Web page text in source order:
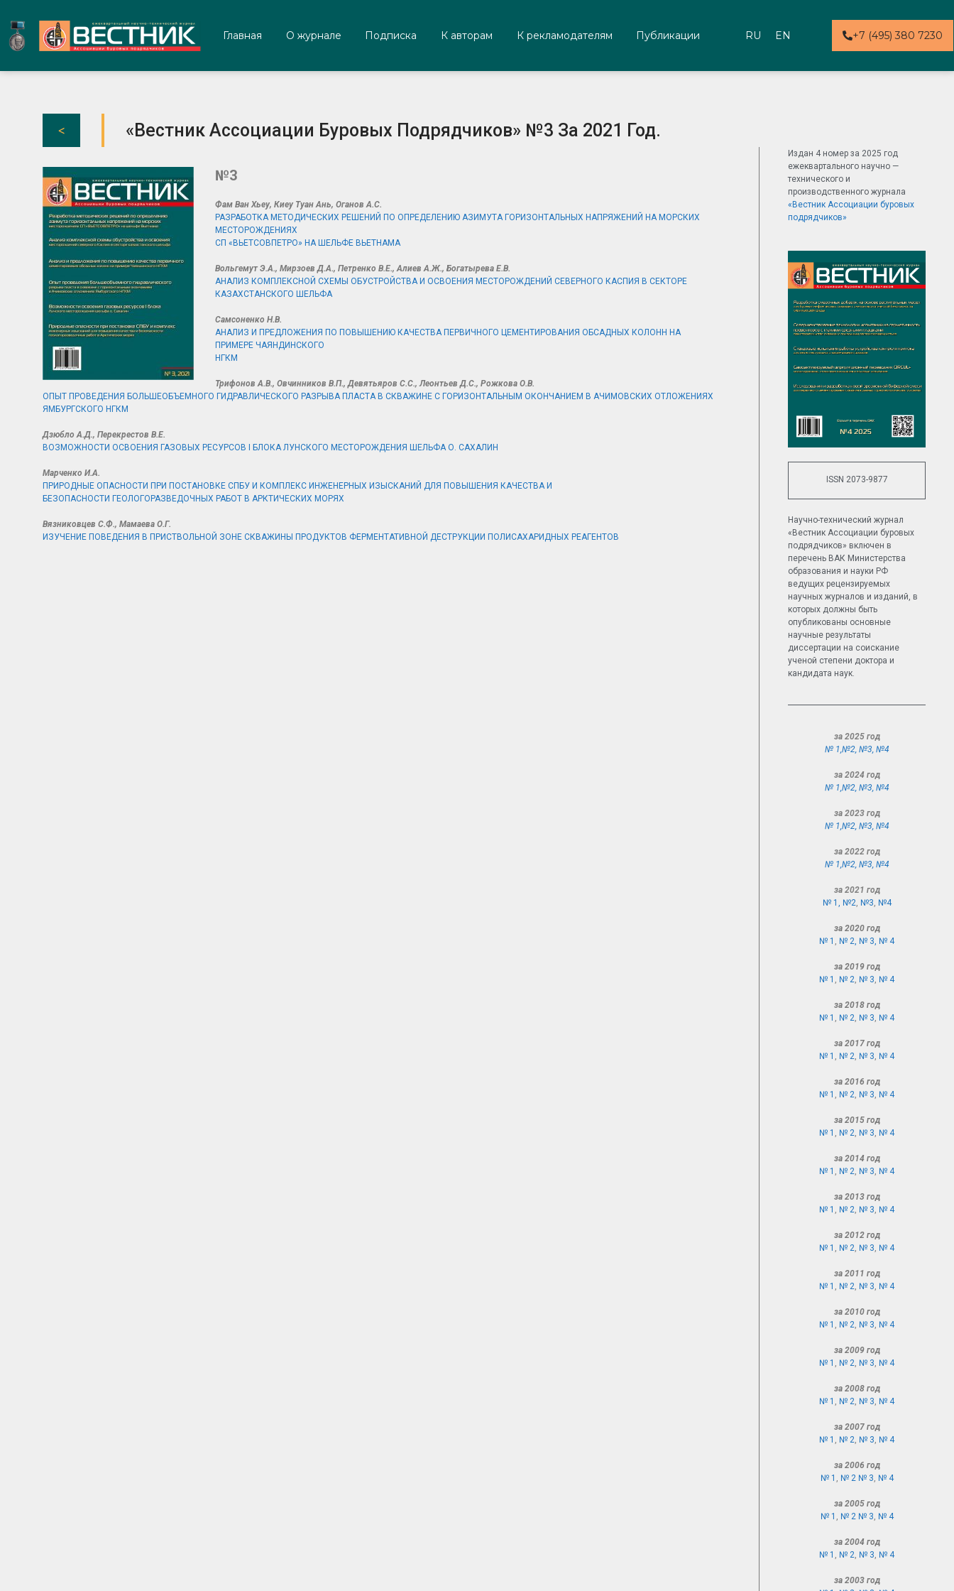
Главная О журнале Подписка К авторам К рекламодателям Публикации RU EN +7 (495) 380 7230
«Вестник Ассоциации Буровых Подрядчиков» №3 За 2021 Год.
№3
Фам Ван Хьеу, Киеу Туан Ань, Оганов А.С.
РАЗРАБОТКА МЕТОДИЧЕСКИХ РЕШЕНИЙ ПО ОПРЕДЕЛЕНИЮ АЗИМУТА ГОРИЗОНТАЛЬНЫХ НАПРЯЖЕНИЙ НА МОРСКИХ
МЕСТОРОЖДЕНИЯХ
СП «ВЬЕТСОВПЕТРО» НА ШЕЛЬФЕ ВЬЕТНАМА
Вольгемут Э.А., Мирзоев Д.А., Петренко В.Е., Алиев А.Ж., Богатырева Е.В.
АНАЛИЗ КОМПЛЕКСНОЙ СХЕМЫ ОБУСТРОЙСТВА И ОСВОЕНИЯ МЕСТОРОЖДЕНИЙ СЕВЕРНОГО КАСПИЯ В СЕКТОРЕ
КАЗАХСТАНСКОГО ШЕЛЬФА
Самсоненко Н.В.
АНАЛИЗ И ПРЕДЛОЖЕНИЯ ПО ПОВЫШЕНИЮ КАЧЕСТВА ПЕРВИЧНОГО ЦЕМЕНТИРОВАНИЯ ОБСАДНЫХ КОЛОНН НА
ПРИМЕРЕ ЧАЯНДИНСКОГО
НГКМ
Трифонов А.В., Овчинников В.П., Девятьяров С.С., Леонтьев Д.С., Рожкова О.В.
ОПЫТ ПРОВЕДЕНИЯ БОЛЬШЕОБЪЕМНОГО ГИДРАВЛИЧЕСКОГО РАЗРЫВА ПЛАСТА В СКВАЖИНЕ С ГОРИЗОНТАЛЬНЫМ ОКОНЧАНИЕМ В АЧИМОВСКИХ ОТЛОЖЕНИЯХ
ЯМБУРГСКОГО НГКМ
Дзюбло А.Д., Перекрестов В.Е.
ВОЗМОЖНОСТИ ОСВОЕНИЯ ГАЗОВЫХ РЕСУРСОВ I БЛОКА ЛУНСКОГО МЕСТОРОЖДЕНИЯ ШЕЛЬФА О. САХАЛИН
Марченко И.А.
ПРИРОДНЫЕ ОПАСНОСТИ ПРИ ПОСТАНОВКЕ СПБУ И КОМПЛЕКС ИНЖЕНЕРНЫХ ИЗЫСКАНИЙ ДЛЯ ПОВЫШЕНИЯ КАЧЕСТВА И
БЕЗОПАСНОСТИ ГЕОЛОГОРАЗВЕДОЧНЫХ РАБОТ В АРКТИЧЕСКИХ МОРЯХ
Вязниковцев С.Ф., Мамаева О.Г.
ИЗУЧЕНИЕ ПОВЕДЕНИЯ В ПРИСТВОЛЬНОЙ ЗОНЕ СКВАЖИНЫ ПРОДУКТОВ ФЕРМЕНТАТИВНОЙ ДЕСТРУКЦИИ ПОЛИСАХАРИДНЫХ РЕАГЕНТОВ
Издан 4 номер за 2025 год
ежеквартального научно —
технического и
производственного журнала
«Вестник Ассоциации буровых
подрядчиков»
ISSN 2073-9877
Научно-технический журнал
«Вестник Ассоциации буровых
подрядчиков» включен в
перечень ВАК Министерства
образования и науки РФ
ведущих рецензируемых
научных журналов и изданий, в
которых должны быть
опубликованы основные
научные результаты
диссертации на соискание
ученой степени доктора и
кандидата наук.
за 2025 год
№ 1, №2 №3 №4
за 2024 год
№ 1, №2 №3 №4
за 2023 год
№ 1, №2 №3 №4
за 2022 год
№ 1, №2 №3 №4
за 2021 год
№ 1,
№2 №3 №4
за 2020 год
№ 1
№ 2, № 3, № 4
за 2019 год
№ 1
№ 2 № 3 № 4
за 2018 год
№ 1
№ 2 № 3 № 4
за 2017 год
№ 1
№ 2 № 3 № 4
за 2016 год
№ 1
№ 2 № 3 № 4
за 2015 год
№ 1
№ 2 № 3 № 4
за 2014 год
№ 1
№ 2 № 3 № 4
за 2013 год
№ 1
№ 2 № 3 № 4
за 2012 год
№ 1
№ 2 № 3 № 4
за 2011 год
№ 1
№ 2 № 3 № 4
за 2010 год
№ 1
№ 2 № 3 № 4
за 2009 год
№ 1
№ 2 № 3 № 4
за 2008 год
№ 1
№ 2 № 3 № 4
за 2007 год
№ 1
№ 2 № 3 № 4
за 2006 год
№ 1
№ 2 № 3 № 4
за 2005 год
№ 1
№ 2 № 3 № 4
за 2004 год
№ 1
№ 2 № 3 № 4
за 2003 год